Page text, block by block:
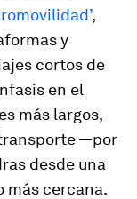
,
y
cortos de
en el
más largos,
—por
desde una
más cercana.